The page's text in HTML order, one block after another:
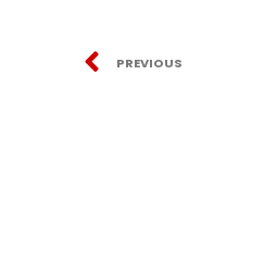
PREVIOUS